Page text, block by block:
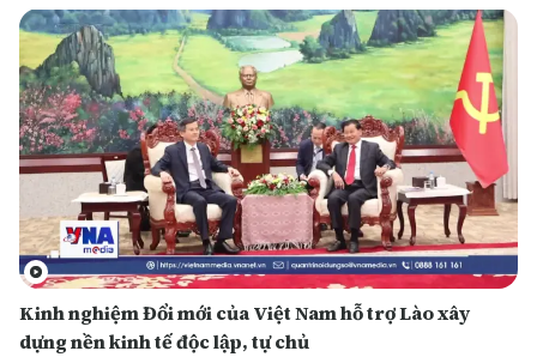
Kinh nghiệm Đổi mới của Việt Nam hỗ trợ Lào xây
dựng nền kinh tế độc lập, tự chủ